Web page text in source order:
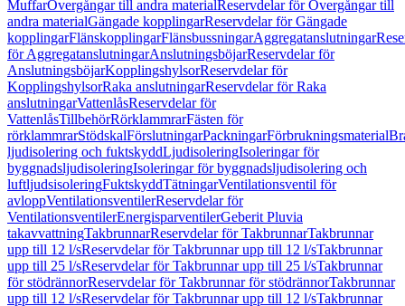
MuffarÖvergångar till andra materialReservdelar för Övergångar till
andra materialGängade kopplingarReservdelar för Gängade
kopplingarFlänskopplingarFlänsbussningarAggregatanslutningar
för AggregatanslutningarAnslutningsböjarReservdelar för
AnslutningsböjarKopplingshylsorReservdelar för
KopplingshylsorRaka anslutningarReservdelar för Raka
anslutningarVattenlåsReservdelar för
VattenlåsTillbehörRörklammrarFästen för
rörklammrarStödskalFörslutningarPackningarFörbrukningsmaterial
ljudisolering och fuktskyddLjudisoleringIsoleringar för
byggnadsljudisoleringIsoleringar för byggnadsljudisolering och
luftljudsisoleringFuktskyddTätningarVentilationsventil för
avloppVentilationsventilerReservdelar för
VentilationsventilerEnergisparventilerGeberit Pluvia
takavvattningTakbrunnarReservdelar för TakbrunnarTakbrunnar
upp till 12 l/sReservdelar för Takbrunnar upp till 12 l/sTakbrunnar
upp till 25 l/sReservdelar för Takbrunnar upp till 25 l/sTakbrunnar
för stödrännorReservdelar för Takbrunnar för stödrännorTakbrunnar
upp till 12 l/sReservdelar för Takbrunnar upp till 12 l/sTakbrunnar